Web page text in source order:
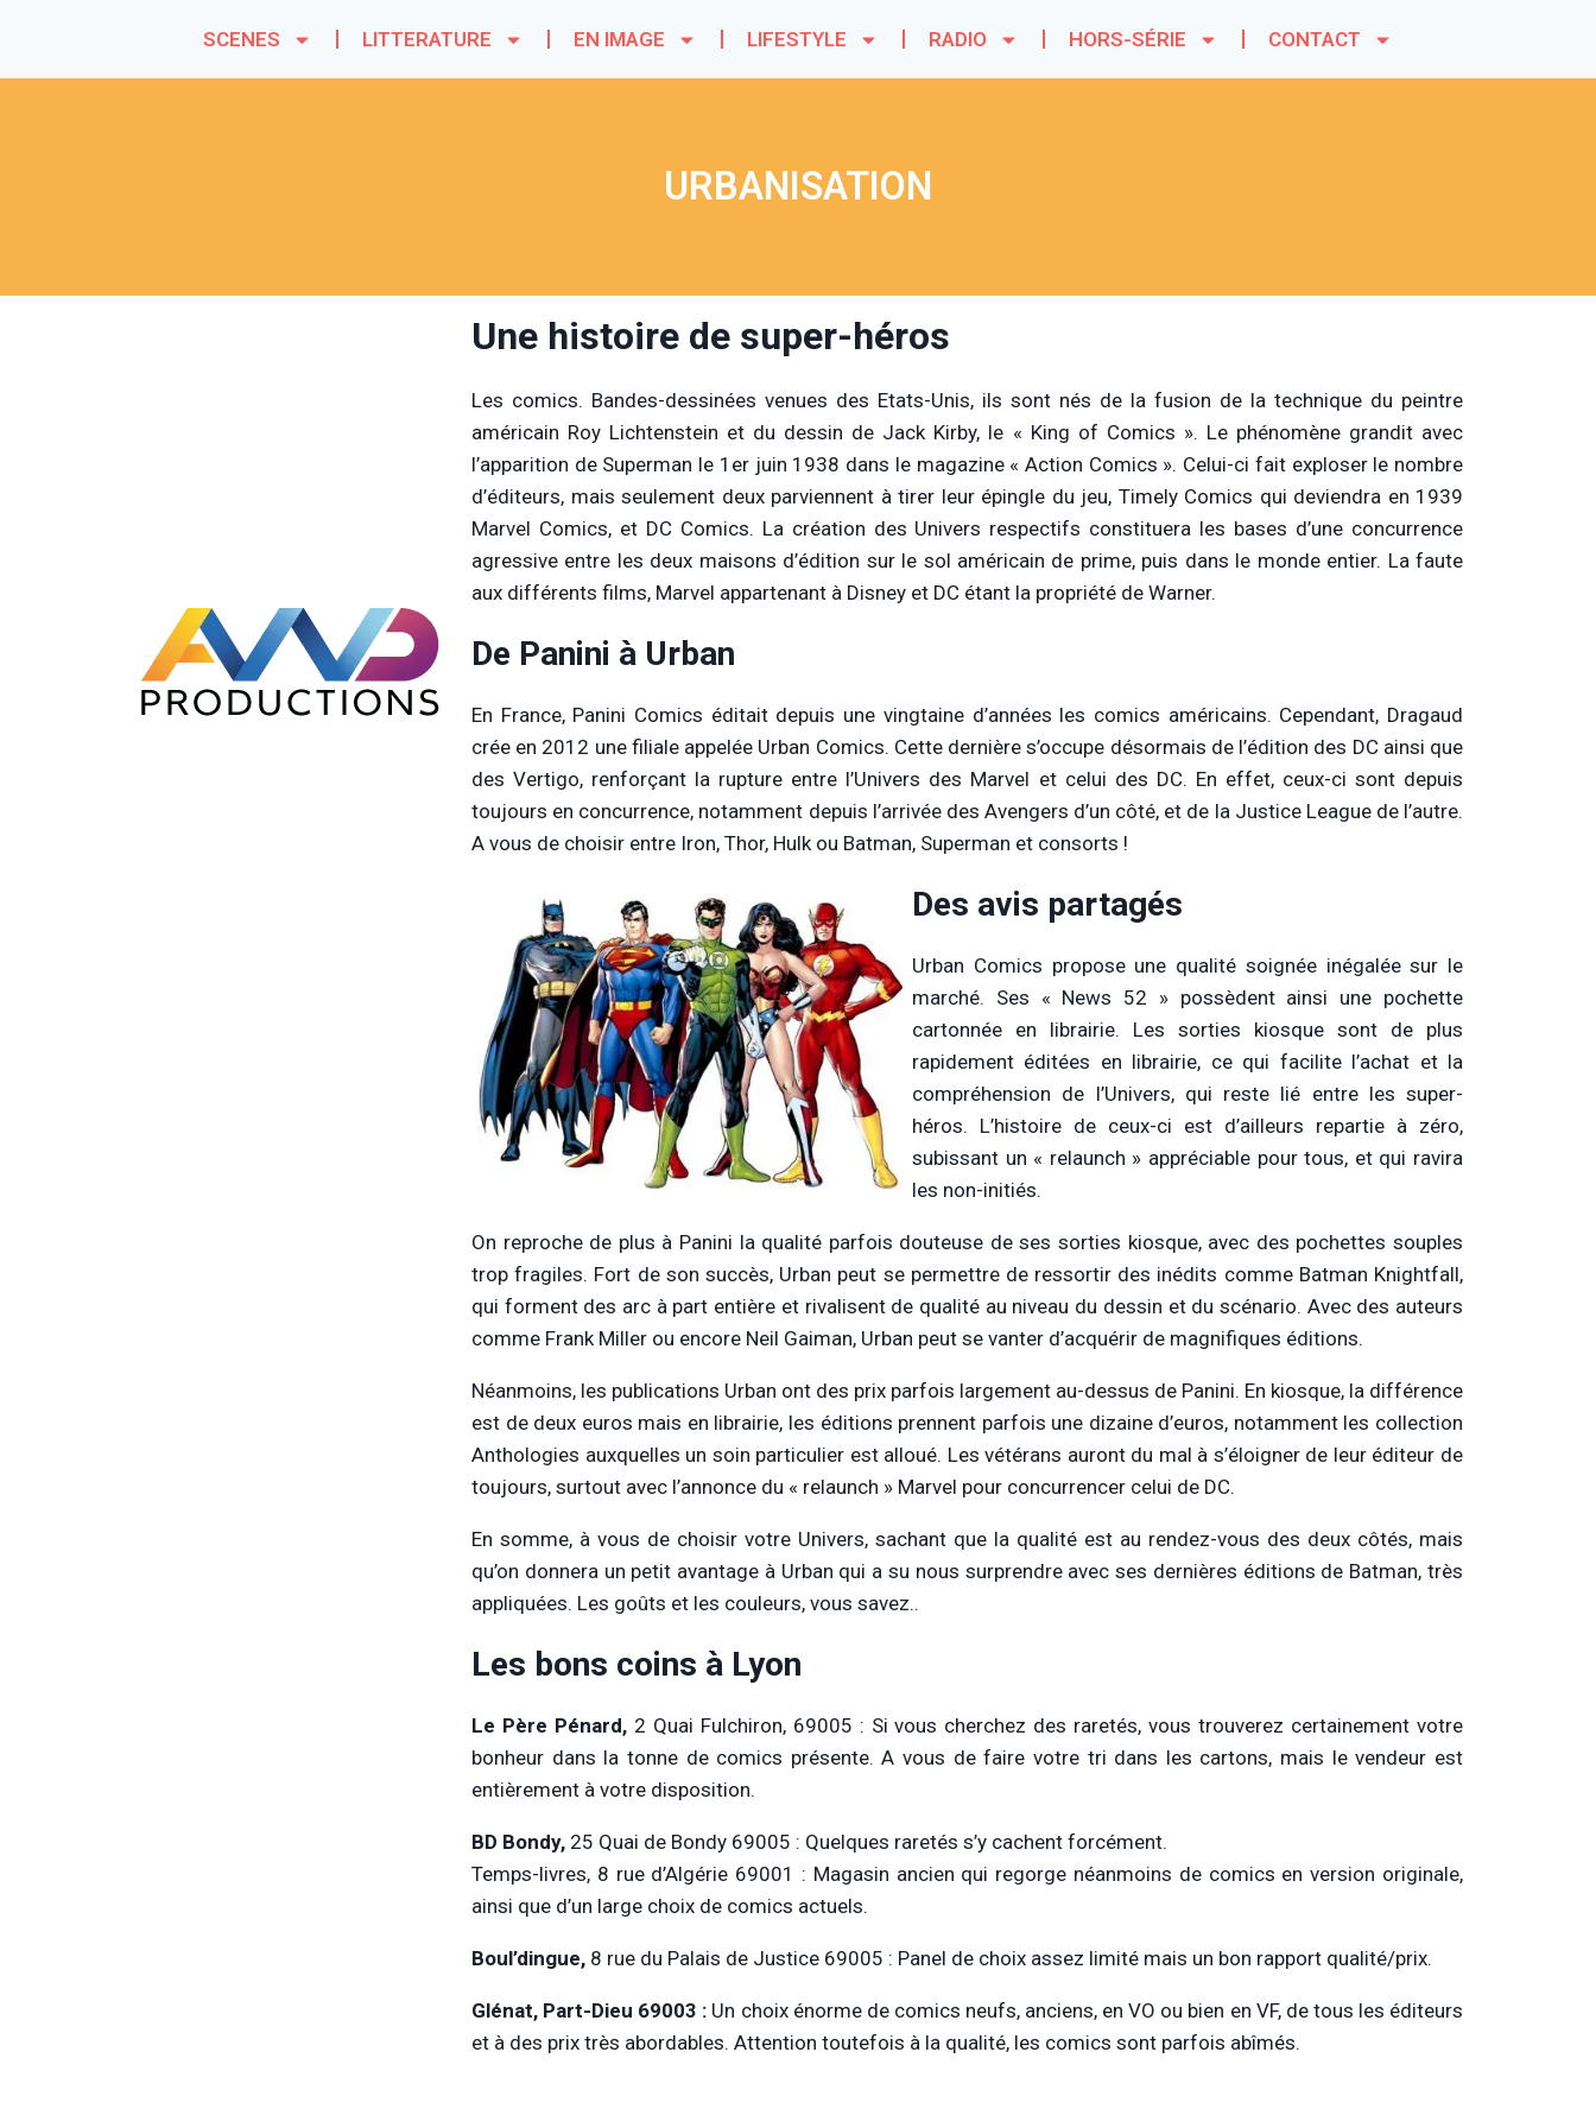
SCENES LITTERATURE EN IMAGE LIFESTYLE RADIO HORS-SÉRIE CONTACT
URBANISATION
Une histoire de super-héros
Les comics. Bandes-dessinées venues des Etats-Unis, ils sont nés de la fusion de la technique du peintre
américain Roy Lichtenstein et du dessin de Jack Kirby, le « King of Comics ». Le phénomène grandit avec
l’apparition de Superman le 1er juin 1938 dans le magazine « Action Comics ». Celui-ci fait exploser le nombre
d’éditeurs, mais seulement deux parviennent à tirer leur épingle du jeu, Timely Comics qui deviendra en 1939
Marvel Comics, et DC Comics. La création des Univers respectifs constituera les bases d’une concurrence
agressive entre les deux maisons d’édition sur le sol américain de prime, puis dans le monde entier. La faute
aux différents films, Marvel appartenant à Disney et DC étant la propriété de Warner.
De Panini à Urban
En France, Panini Comics éditait depuis une vingtaine d’années les comics américains. Cependant, Dragaud
crée en 2012 une filiale appelée Urban Comics. Cette dernière s’occupe désormais de l’édition des DC ainsi que
des Vertigo, renforçant la rupture entre l’Univers des Marvel et celui des DC. En effet, ceux-ci sont depuis
toujours en concurrence, notamment depuis l’arrivée des Avengers d’un côté, et de la Justice League de l’autre.
A vous de choisir entre Iron, Thor, Hulk ou Batman, Superman et consorts !
Des avis partagés
Urban Comics propose une qualité soignée inégalée sur le
marché. Ses « News 52 » possèdent ainsi une pochette
cartonnée en librairie. Les sorties kiosque sont de plus
rapidement éditées en librairie, ce qui facilite l’achat et la
compréhension de l’Univers, qui reste lié entre les super-
héros. L’histoire de ceux-ci est d’ailleurs repartie à zéro,
subissant un « relaunch » appréciable pour tous, et qui ravira
les non-initiés.
On reproche de plus à Panini la qualité parfois douteuse de ses sorties kiosque, avec des pochettes souples
trop fragiles. Fort de son succès, Urban peut se permettre de ressortir des inédits comme Batman Knightfall,
qui forment des arc à part entière et rivalisent de qualité au niveau du dessin et du scénario. Avec des auteurs
comme Frank Miller ou encore Neil Gaiman, Urban peut se vanter d’acquérir de magnifiques éditions.
Néanmoins, les publications Urban ont des prix parfois largement au-dessus de Panini. En kiosque, la différence
est de deux euros mais en librairie, les éditions prennent parfois une dizaine d’euros, notamment les collection
Anthologies auxquelles un soin particulier est alloué. Les vétérans auront du mal à s’éloigner de leur éditeur de
toujours, surtout avec l’annonce du « relaunch » Marvel pour concurrencer celui de DC.
En somme, à vous de choisir votre Univers, sachant que la qualité est au rendez-vous des deux côtés, mais
qu’on donnera un petit avantage à Urban qui a su nous surprendre avec ses dernières éditions de Batman, très
appliquées. Les goûts et les couleurs, vous savez..
Les bons coins à Lyon
Le Père Pénard,2 Quai Fulchiron, 69005 : Si vous cherchez des raretés, vous trouverez certainement votre
bonheur dans la tonne de comics présente. A vous de faire votre tri dans les cartons, mais le vendeur est
entièrement à votre disposition.
BD Bondy, 25 Quai de Bondy 69005 : Quelques raretés s’y cachent forcément.
Temps-livres, 8 rue d’Algérie 69001 : Magasin ancien qui regorge néanmoins de comics en version originale,
ainsi que d’un large choix de comics actuels.
Boul’dingue, 8 rue du Palais de Justice 69005 : Panel de choix assez limité mais un bon rapport qualité/prix.
Glénat, Part-Dieu 69003 : Un choix énorme de comics neufs, anciens, en VO ou bien en VF, de tous les éditeurs
et à des prix très abordables. Attention toutefois à la qualité, les comics sont parfois abîmés.